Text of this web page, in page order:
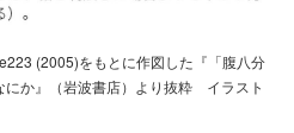
(2005)をもとに作図した『「腹八分
か』（岩波書店）より抜粋 イラスト